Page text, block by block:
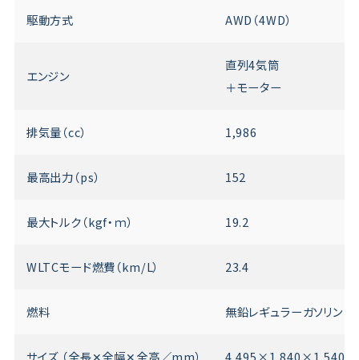
駆動方式 AWD（4WD）
エンジン
直列4気筒
＋モーター
排気量（cc） 1,986
最高出力（ps） 152
最大トルク（kgf・ｍ） 19.2
WLTCモード燃費（km/L） 23.4
燃料 無鉛レギュラーガソリン